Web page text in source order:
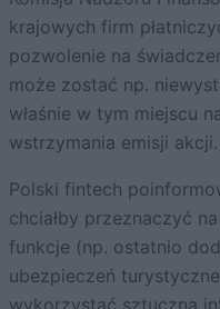
krajowych firm
pozwolenie na
może zostać np.
właśnie w tym miejscu
wstrzymania emisji akcji.
Polski fintech
chciałby przeznaczyć
funkcje (np. ostatnio
ubezpieczeń
wykorzystać sztuczną